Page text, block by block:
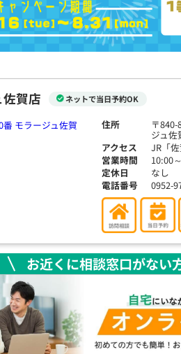
賀店 ネットで当日予約OK
住所 〒
ジュ
アクセス
JR「
営業時間
10:00
定休日
なし
電話番号
0952-
お近くに相談窓口がない